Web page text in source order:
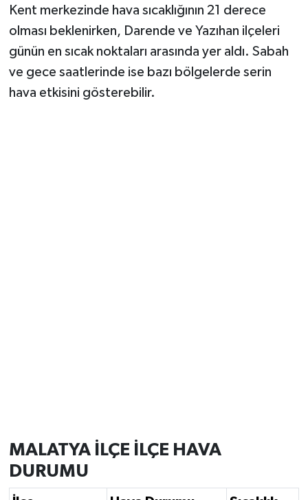
Kent merkezinde hava sıcaklığının 21 derece
olması beklenirken, Darende ve Yazıhan ilçeleri
günün en sıcak noktaları arasında yer aldı. Sabah
ve gece saatlerinde ise bazı bölgelerde serin
hava etkisini gösterebilir.
MALATYA İLÇE İLÇE HAVA
DURUMU